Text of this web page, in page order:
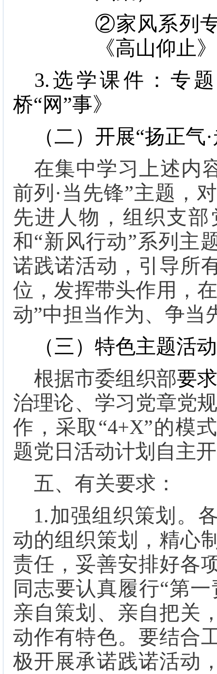
②家风系列
《高山仰止
3.选学课件：专
桥“网”事》
（二）开展“扬正气
在集中学习上述内
前列·当先锋”主题，
先进人物，组织支
和“新风行动”系列主
诺践诺活动，引导所
位，发挥带头作用，
动”中担当作为、争当
（三）特色主题活动
根据市委组织部要
治理论、学习党章党
作，采取“4+X”的模
题党日活动计划自主
五、有关要求：
1.加强组织策划 。
动的组织策划，精心
责任，妥善安排好各
同志要认真履行“第
亲自策划、亲自把关
动作有特色。要结合
极开展承诺践诺活动